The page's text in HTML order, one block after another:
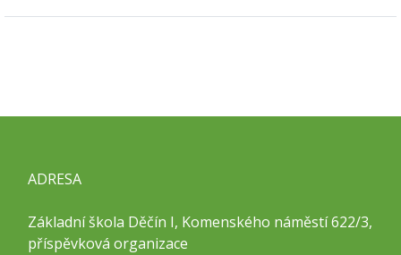
ADRESA
Základní škola Děčín I, Komenského náměstí 622/3,
příspěvková organizace